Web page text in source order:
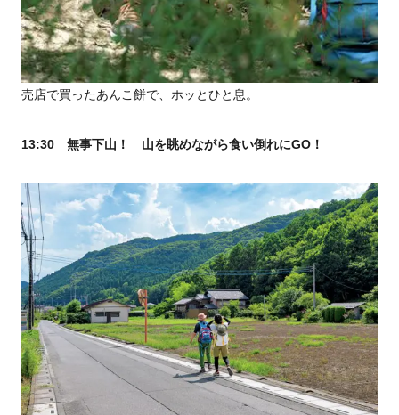
売店で買ったあんこ餅で、ホッとひと息。
13:30 無事下山！ 山を眺めながら食い倒れにGO！